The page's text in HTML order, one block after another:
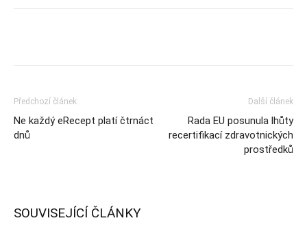
Předchozí článek
Ne každý eRecept platí čtrnáct
dnů
Další článek
Rada EU posunula lhůty
recertifikací zdravotnických
prostředků
SOUVISEJÍCÍ ČLÁNKY